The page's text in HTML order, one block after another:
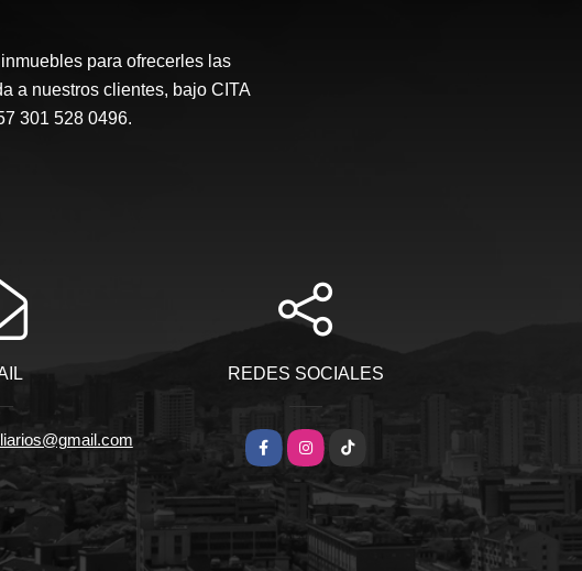
para ofrecerles las
a nuestros clientes, bajo CITA
301 528 0496.
REDES SOCIALES
FacebookInstagramTikTok